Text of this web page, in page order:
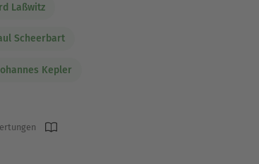
Laßwitz
Scheerbart
Kepler